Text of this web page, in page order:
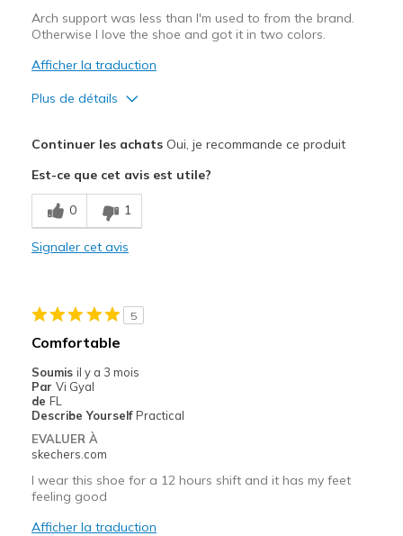
Arch support was less than I'm used to from the brand.
Otherwise I love the shoe and got it in two colors.
Afficher la traduction
Plus de détails
Comfortable
Le contre
Less arch support than expected
Casual Wear
Sizing
View On Shoes
I'm Into Shoes
Continuer les achatsOui, je recommande ce produit
Est-ce que cet avis est utile?
0 1
Signaler cet avis
5
Comfortable
Soumis il y a 3 mois
Par Vi Gyal
de FL
Describe Yourself Practical
EVALUER À
skechers.com
I wear this shoe for a 12 hours shift and it has my feet
feeling good
Afficher la traduction